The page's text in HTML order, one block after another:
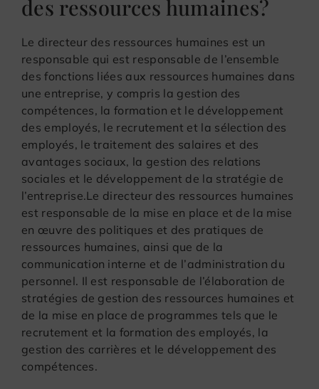
des ressources humaines?
Le directeur des ressources humaines est un
responsable qui est responsable de l’ensemble
des fonctions liées aux ressources humaines dans
une entreprise, y compris la gestion des
compétences, la formation et le développement
des employés, le recrutement et la sélection des
employés, le traitement des salaires et des
avantages sociaux, la gestion des relations
sociales et le développement de la stratégie de
l’entreprise.Le directeur des ressources humaines
est responsable de la mise en place et de la mise
en œuvre des politiques et des pratiques de
ressources humaines, ainsi que de la
communication interne et de l’administration du
personnel. Il est responsable de l’élaboration de
stratégies de gestion des ressources humaines et
de la mise en place de programmes tels que le
recrutement et la formation des employés, la
gestion des carrières et le développement des
compétences.